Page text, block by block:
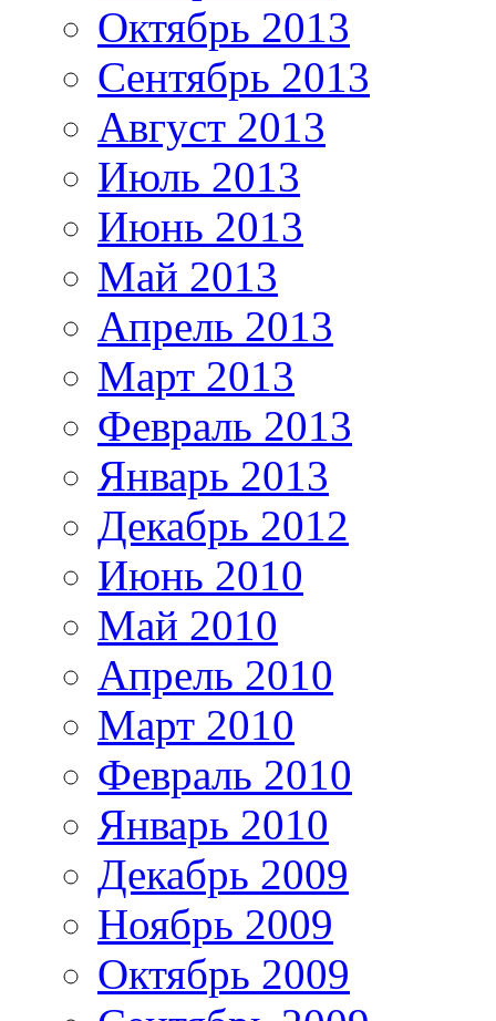
Октябрь 2013
Сентябрь 2013
Август 2013
Июль 2013
Июнь 2013
Май 2013
Апрель 2013
Март 2013
Февраль 2013
Январь 2013
Декабрь 2012
Июнь 2010
Май 2010
Апрель 2010
Март 2010
Февраль 2010
Январь 2010
Декабрь 2009
Ноябрь 2009
Октябрь 2009